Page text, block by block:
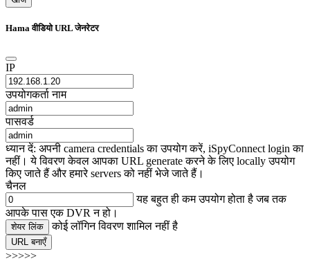
Hama वीडियो URL जेनरेटर
IP
उपयोगकर्ता नाम
पासवर्ड
ध्यान दें: अपनी camera credentials का उपयोग करें, iSpyConnect login का
नहीं। ये विवरण केवल आपका URL generate करने के लिए locally उपयोग
किए जाते हैं और हमारे servers को नहीं भेजे जाते हैं।
चैनल
यह बहुत ही कम उपयोग होता है जब तक
आपके पास एक DVR न हो।
शेयर लिंक कोई लॉगिन विवरण शामिल नहीं है
URL बनाएँ
>>>>>